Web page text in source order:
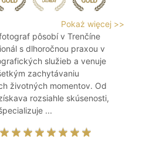
Pokaż więcej >>
pôsobí v Trenčíne
s dlhoročnou praxou v
služieb a venuje
zachytávaniu
životných momentov. Od
rozsiahle skúsenosti,
...